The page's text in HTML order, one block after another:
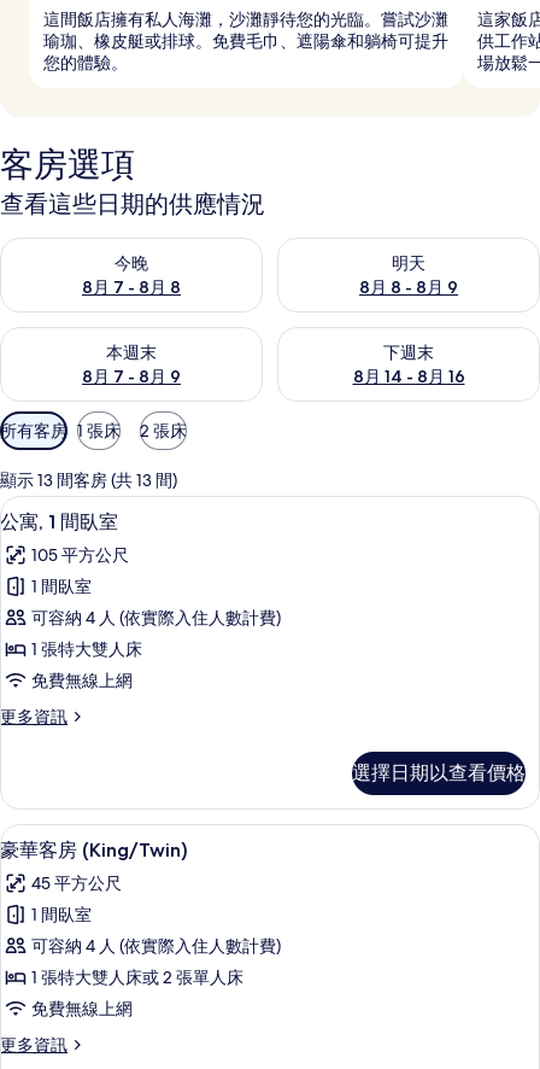
這間飯店擁有私人海灘，沙灘靜待您的光臨。嘗試沙灘
瑜珈、橡皮艇或排球。免費毛巾、遮陽傘和躺椅可提升
您的體驗。
這家飯
供工作
場放鬆
客房選項
查看這些日期的供應情況
今晚
8月 7 - 8月 8
查看今晚 (8月 7 - 8月 8) 的供應情況
明天
8月 8 - 8月 9
查看明天 (8月 8 - 8月 9) 的供
本週末
8月 7 - 8月 9
查看本週末 (8月 7 - 8月 9) 的供應情況
下週末
8月 14 - 8月 16
查看下週末 (8月 14 - 8月 16)
可
用
的
客
房
篩
選
條
所有客房 1 張床 2 張床
顯示 13 間客房 (共 13 間)
顯
示
公
寓,
1
間
臥
室
所
有
相
片
公寓, 1 間臥室 | 羽絨被、迷你吧、客
14
公寓, 1 間臥室
105 平方公尺
1 間臥室
可容納 4 人 (依實際入住人數計費)
1 張特大雙人床
免費無線上網
更多資訊
更
1
間
臥
的
詳
選擇日期以查看價格
顯
示
豪
華
客
房
(King/Twin)
的
羽絨被、迷你吧、客房內保險箱、書桌
7
豪華客房 (King/Twin)
45 平方公尺
1 間臥室
可容納 4 人 (依實際入住人數計費)
1 張特大雙人床或 2 張單人床
免費無線上網
更多資訊
更